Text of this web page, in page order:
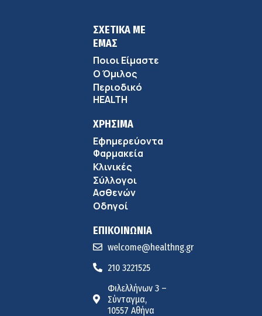
ΣΧΕΤΙΚΑ ΜΕ
ΕΜΑΣ
Ποιοι Είμαστε
Ο Όμιλος
Περιοδικό
HEALTH
ΧΡΗΣΙΜΑ
Εφημερεύοντα
Φαρμακεία
Κλινικές
Σύλλογοι
Ασθενών
Οδηγοί
ΕΠΙΚΟΙΝΩΝΙΑ
welcome@healthng.gr
210 3221525
Φιλελλήνων 3 –
Σύνταγμα,
10557 Αθήνα